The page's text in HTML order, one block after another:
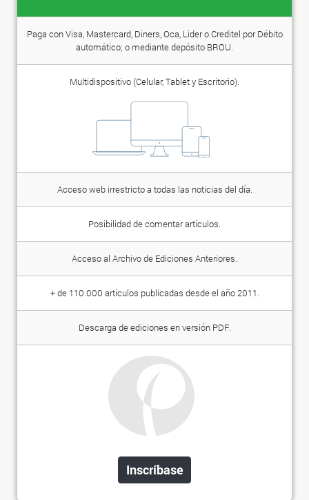
Paga con Visa, Mastercard, Diners, Oca, Lider o Creditel por Débito
automático; o mediante depósito BROU.
Multidispositivo (Celular, Tablet y Escritorio).
Acceso web irrestricto a todas las noticias del día.
Posibilidad de comentar artículos.
Acceso al Archivo de Ediciones Anteriores.
+ de 110.000 artículos publicadas desde el año 2011.
Descarga de ediciones en versión PDF.
Inscríbase